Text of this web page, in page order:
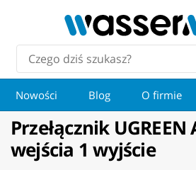
Nowości Blog O firmie
Przełącznik UGREEN
wejścia 1 wyjście